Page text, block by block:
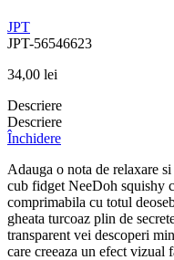
JPT
JPT-56546623
34,00 lei
Descriere
Descriere
Închidere
Adauga o nota de relaxare
cub fidget NeeDoh squishy
comprimabila cu totul
gheata turcoaz plin de
transparent vei descoperi
care creeaza un efect vizual